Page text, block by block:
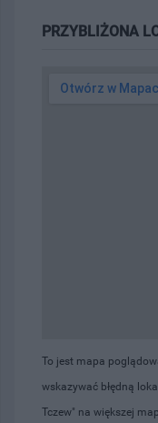
PRZYBLIŻONA
To jest mapa
wskazywać błędną
Tczew" na większej